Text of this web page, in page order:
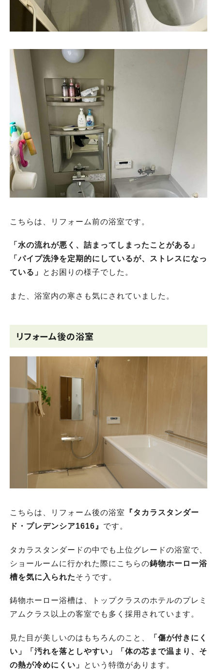
こちらは、リフォーム前の浴室です。
「水の流れが悪く、詰まってしまったことがある」
「パイプ洗浄を定期的にしているが、ストレスになっ
ている」
とお困りの様子でした。
また、浴室内の寒さも気にされていました。
リフォーム後の浴室
こちらは、リフォーム後の浴室
『タカラスタンダー
ド・プレデンシア1616』 です。
タカラスタンダードの中でも上位グレードの浴室で、
ショールームに行かれた際にこちらの鋳物ホーロー浴
槽を気に入られたそうです。
鋳物ホーロー浴槽は、トップクラスのホテルのプレミ
アムクラス以上の客室でも多く採用されています。
見た目が美しいのはもちろんのこと、
「傷が付きにく
い」「汚れを落としやすい」「体の芯まで温まり、そ
の熱が冷めにくい」
という特徴があります。